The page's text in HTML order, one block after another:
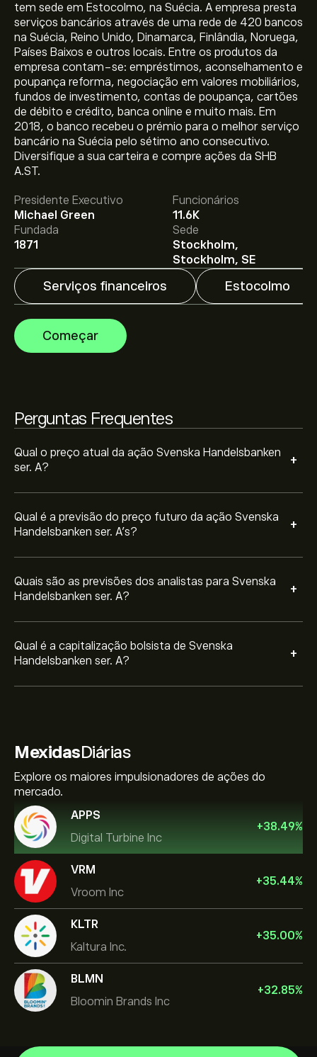
tem sede em Estocolmo, na Suécia. A empresa presta
serviços bancários através de uma rede de 420 bancos
na Suécia, Reino Unido, Dinamarca, Finlândia, Noruega,
Países Baixos e outros locais. Entre os produtos da
empresa contam-se: empréstimos, aconselhamento e
poupança reforma, negociação em valores mobiliários,
fundos de investimento, contas de poupança, cartões
de débito e crédito, banca online e muito mais. Em
2018, o banco recebeu o prémio para o melhor serviço
bancário na Suécia pelo sétimo ano consecutivo.
Diversifique a sua carteira e compre ações da SHB
A.ST.
Presidente Executivo
Michael Green
Funcionários
11.6K
Fundada
1871
Sede
Stockholm,
Stockholm, SE
Serviços financeiros Estocolmo
Começar
Perguntas Frequentes
Qual o preço atual da ação Svenska Handelsbanken
ser. A?
+
O preço atual da SHB-A.ST é 149.10‎kr‎.
Qual é a previsão do preço futuro da ação Svenska
Handelsbanken ser. A’s?
+
O preço médio alvo para Svenska Handelsbanken ser. A
é 149.10‎kr‎.
na eToro para previsões detalhadas
Quais são as previsões dos analistas para Svenska
Handelsbanken ser. A?
+
Os analistas oferecem previsões para Svenska
Handelsbanken ser. A com base em tendências de
mercado, relatórios financeiros e projeções de
crescimento. Descubra a previsão mais recente para os
movimentos futuros dos preços.
Qual é a capitalização bolsista de Svenska
Handelsbanken ser. A?
+
MexidasDiárias
Explore os maiores impulsionadores de ações do
mercado.
APPS
Digital Turbine Inc
+38.49%
VRM
Vroom Inc
+35.44%
KLTR
Kaltura Inc.
+35.00%
BLMN
Bloomin Brands Inc
+32.85%